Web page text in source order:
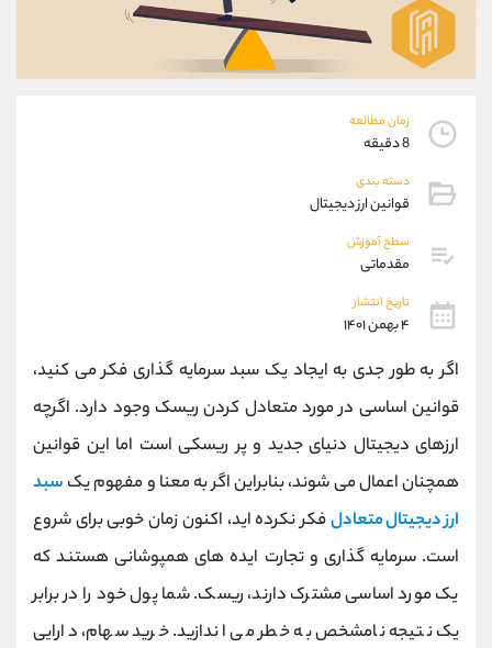
زمان مطالعه
8 دقیقه
دسته بندی
قوانین ارز دیجیتال
سطح آموزش
مقدماتی
تاریخ انتشار
۴ بهمن ۱۴۰۱
اگر به طور جدی به ایجاد یک سبد سرمایه گذاری فکر می کنید،
قوانین اساسی در مورد متعادل کردن ریسک وجود دارد. اگرچه
ارزهای دیجیتال دنیای جدید و پر ریسکی است اما این قوانین
همچنان اعمال می ‌شوند، بنابراین اگر به معنا و مفهوم یک سبد
ارز دیجیتال متعادلفکر نکرده ‌اید، اکنون زمان خوبی برای شروع
است. سرمایه گذاری و تجارت ایده های همپوشانی هستند که
یک مورد اساسی مشترک دارند، ریسک. شما پول خود را در برابر
یک نتیجه نامشخص به خطر می اندازید. خرید سهام، دارایی
09304891085
واتساپ
تلگرام @Armteam_admin_103
پشتیبان فروش
موبایل
واتساپ
داخلی
اطلاعات تماس (دفتر فروش)
تلفن 021-22021030
بدون پیش شماره 90001030
اینستاگرام @alireza.mehrabii
کانال تلگرام @alirezamehrabi_com
کانال بله